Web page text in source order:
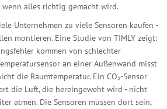
alles richtig gemacht wird.
Unternehmen zu viele Sensoren kaufen -
montieren. Eine Studie von TIMLY zeigt:
kommen von schlechter
an einer Außenwand misst
die Raumtemperatur. Ein CO₂-Sensor
die Luft, die hereingeweht wird - nicht
atmen. Die Sensoren müssen dort sein,